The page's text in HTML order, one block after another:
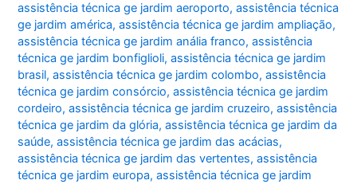
assistência técnica ge jardim aeroporto,assistência técnica
ge jardim américa,assistência técnica ge jardim ampliação,
assistência técnica ge jardim anália franco,assistência
técnica ge jardim bonfiglioli,assistência técnica ge jardim
brasil,assistência técnica ge jardim colombo,assistência
técnica ge jardim consórcio,assistência técnica ge jardim
cordeiro,assistência técnica ge jardim cruzeiro,assistência
técnica ge jardim da glória,assistência técnica ge jardim da
saúde,assistência técnica ge jardim das acácias,
assistência técnica ge jardim das vertentes,assistência
técnica ge jardim europa,assistência técnica ge jardim